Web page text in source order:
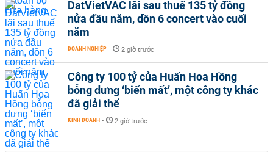
DatVietVAC lãi sau thuế 135 tỷ đồng
nửa đầu năm, dồn 6 concert vào cuối
năm
DOANH NGHIỆP - 2 giờ trước
Công ty 100 tỷ của Huấn Hoa Hồng
bỗng dưng ‘biến mất’, một công ty khác
đã giải thể
KINH DOANH - 2 giờ trước